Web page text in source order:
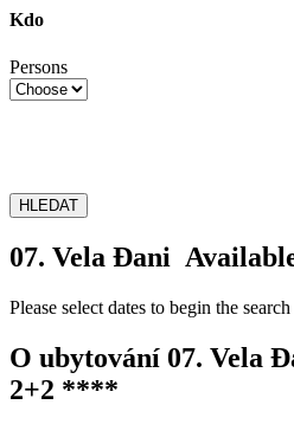
Kdo
Persons
HLEDAT
07. Vela Đani
Please select dates to begin the
O ubytování 07. Vela
2+2 ****